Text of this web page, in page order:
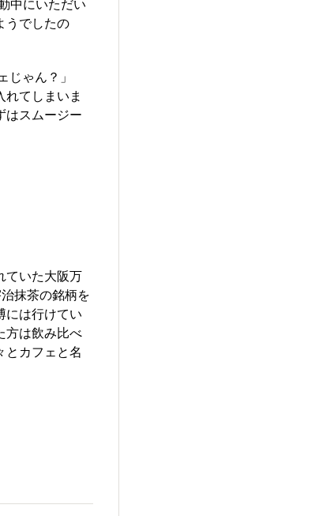
うでしたの
ゃん？」
てしまいま
はスムージー
ていた大阪万
抹茶の銘柄を
には行けてい
方は飲み比べ
とカフェと名